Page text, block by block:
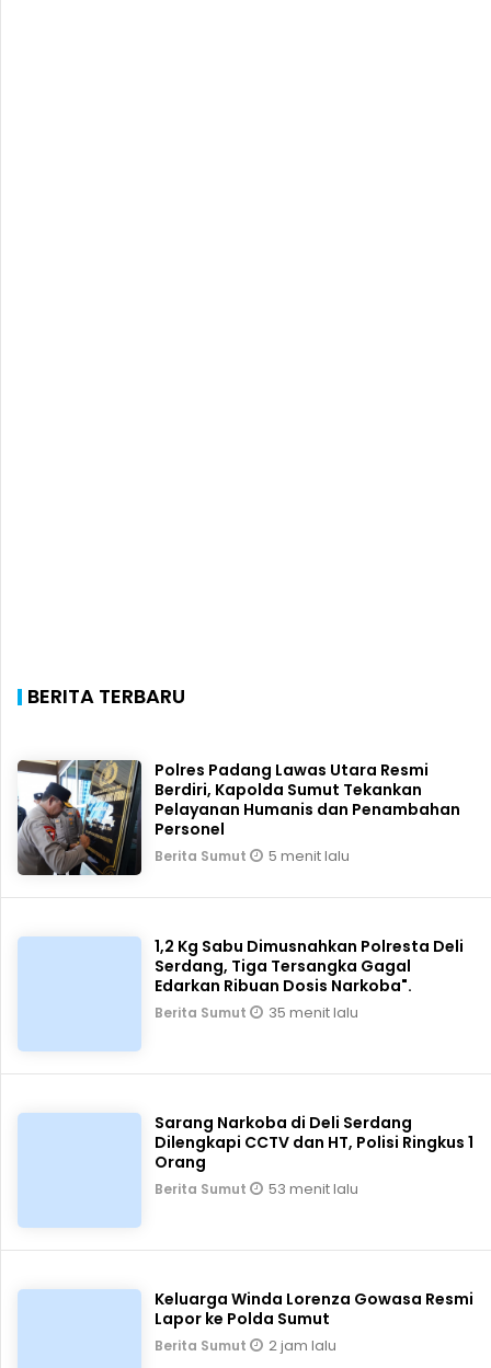
BERITA TERBARU
Polres Padang Lawas Utara Resmi
Berdiri, Kapolda Sumut Tekankan
Pelayanan Humanis dan Penambahan
Personel
Berita Sumut 5 menit lalu
1,2 Kg Sabu Dimusnahkan Polresta Deli
Serdang, Tiga Tersangka Gagal
Edarkan Ribuan Dosis Narkoba".
Berita Sumut 35 menit lalu
Sarang Narkoba di Deli Serdang
Dilengkapi CCTV dan HT, Polisi Ringkus 1
Orang
Berita Sumut 53 menit lalu
Keluarga Winda Lorenza Gowasa Resmi
Lapor ke Polda Sumut
Berita Sumut 2 jam lalu